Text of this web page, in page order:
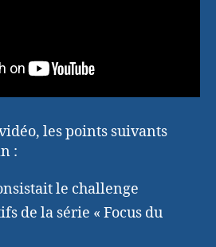
les points suivants
:
le challenge
de la série « Focus du